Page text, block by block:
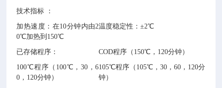
技术指标 ：
加热速度：在10分钟内由2
0℃加热到150℃
温度稳定性：±2℃
已存储程序： COD程序（150℃，120分钟）
100℃程序（100℃，30，6
0，120分钟）
105℃程序（105℃，30，60，120分
钟）